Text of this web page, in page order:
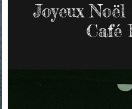
Joyeux
Café